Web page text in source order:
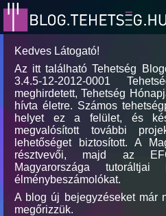
Kedves Látogató!
Az itt található Tehetség
3.4.5-12-2012-0001
meghirdetett, Tehetség
hívta életre. Számos
helyet ez a felület, és
megvalósított további
lehetőséget biztosított. A
résztvevői, majd az
Magyarországa
élménybeszámolókat.
A blog új bejegyzéseket már
megőrizzük.